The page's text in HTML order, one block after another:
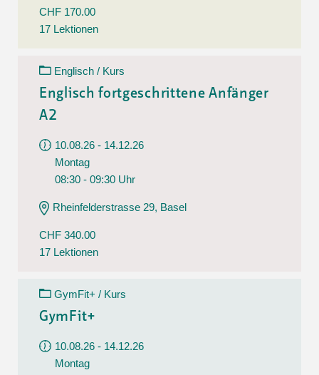
CHF 170.00
17 Lektionen
Englisch / Kurs
Englisch fortgeschrittene Anfänger
A2
10.08.26 - 14.12.26
Montag
08:30 - 09:30 Uhr
Rheinfelderstrasse 29, Basel
CHF 340.00
17 Lektionen
GymFit+ / Kurs
GymFit+
10.08.26 - 14.12.26
Montag